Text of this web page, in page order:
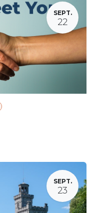
SEPT.
22
SEPT.
23